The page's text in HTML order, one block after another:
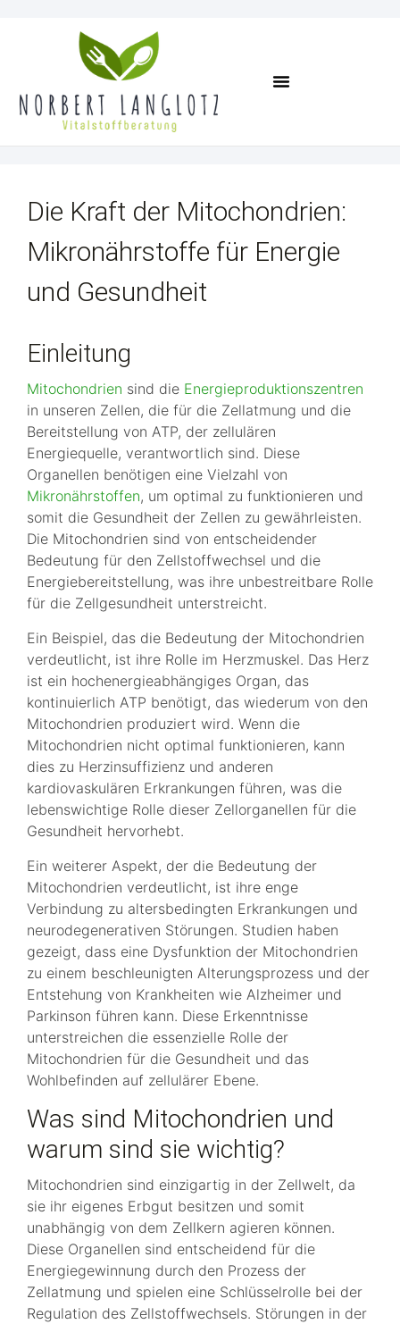
Die Kraft der Mitochondrien:
Mikronährstoffe für Energie
und Gesundheit
Einleitung
Mitochondrien sind die Energieproduktionszentren
in unseren Zellen, die für die Zellatmung und die
Bereitstellung von ATP, der zellulären
Energiequelle, verantwortlich sind. Diese
Organellen benötigen eine Vielzahl von
Mikronährstoffen, um optimal zu funktionieren und
somit die Gesundheit der Zellen zu gewährleisten.
Die Mitochondrien sind von entscheidender
Bedeutung für den Zellstoffwechsel und die
Energiebereitstellung, was ihre unbestreitbare Rolle
für die Zellgesundheit unterstreicht.
Ein Beispiel, das die Bedeutung der Mitochondrien
verdeutlicht, ist ihre Rolle im Herzmuskel. Das Herz
ist ein hochenergieabhängiges Organ, das
kontinuierlich ATP benötigt, das wiederum von den
Mitochondrien produziert wird. Wenn die
Mitochondrien nicht optimal funktionieren, kann
dies zu Herzinsuffizienz und anderen
kardiovaskulären Erkrankungen führen, was die
lebenswichtige Rolle dieser Zellorganellen für die
Gesundheit hervorhebt.
Ein weiterer Aspekt, der die Bedeutung der
Mitochondrien verdeutlicht, ist ihre enge
Verbindung zu altersbedingten Erkrankungen und
neurodegenerativen Störungen. Studien haben
gezeigt, dass eine Dysfunktion der Mitochondrien
zu einem beschleunigten Alterungsprozess und der
Entstehung von Krankheiten wie Alzheimer und
Parkinson führen kann. Diese Erkenntnisse
unterstreichen die essenzielle Rolle der
Mitochondrien für die Gesundheit und das
Wohlbefinden auf zellulärer Ebene.
Was sind Mitochondrien und
warum sind sie wichtig?
Mitochondrien sind einzigartig in der Zellwelt, da
sie ihr eigenes Erbgut besitzen und somit
unabhängig von dem Zellkern agieren können.
Diese Organellen sind entscheidend für die
Energiegewinnung durch den Prozess der
Zellatmung und spielen eine Schlüsselrolle bei der
Regulation des Zellstoffwechsels. Störungen in der